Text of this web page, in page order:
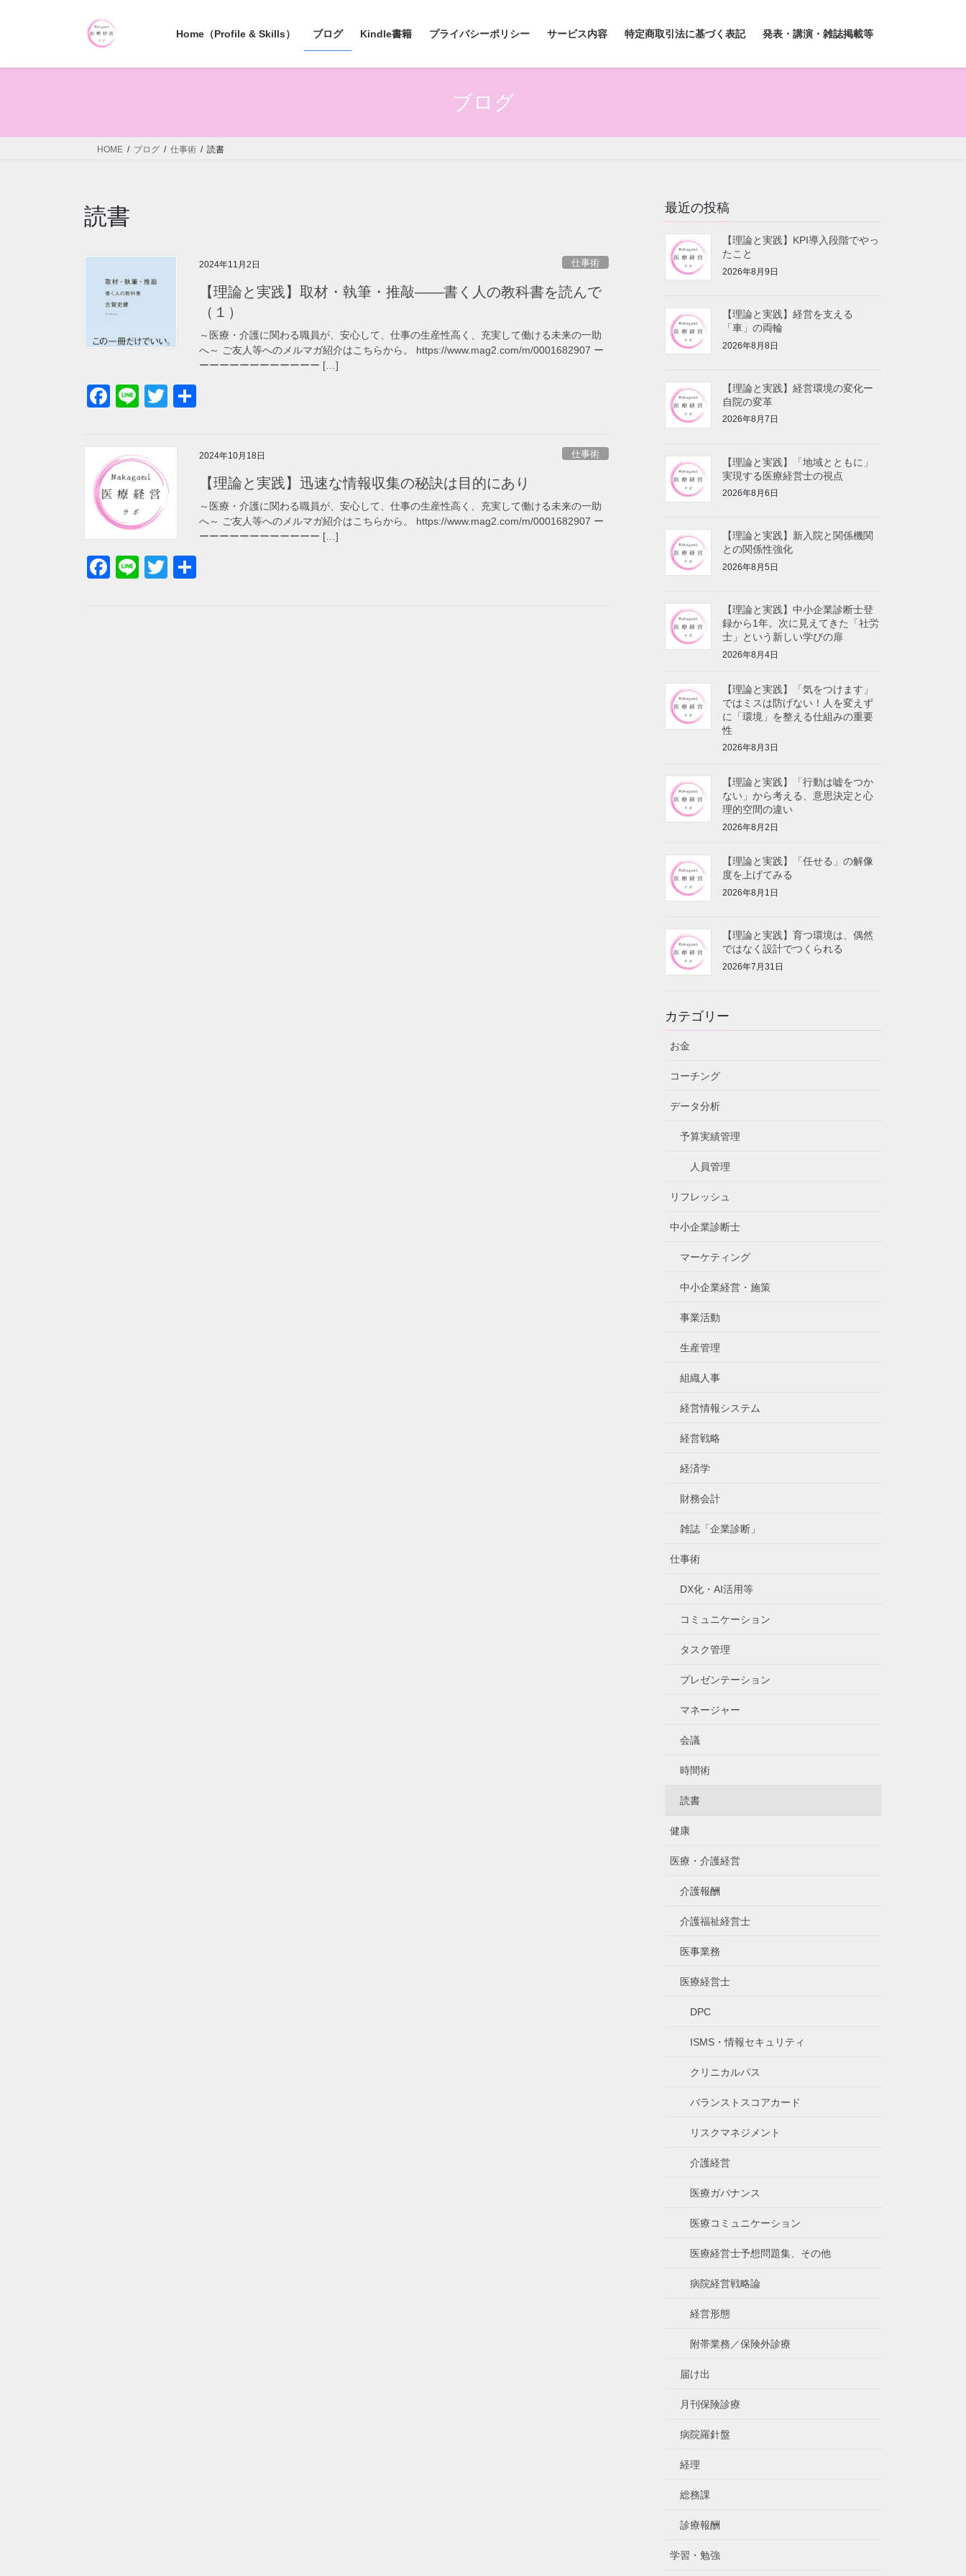
Home（Profile & Skills） ブログ Kindle書籍 プライバシーポリシー サービス内容 特定商取引法に基づく表記 発表・講演・雑誌掲載等
ブログ
HOME ブログ 仕事術 読書
読書
2024年11月2日 仕事術
【理論と実践】取材・執筆・推敲――書く人の教科書を読んで
（１）
～医療・介護に関わる職員が、安心して、仕事の生産性高く、充実して働ける未来の一助
へ～ ご友人等へのメルマガ紹介はこちらから。 https://www.mag2.com/m/0001682907 ー
ーーーーーーーーーーーー […]
F
c
e
b
o
o
k
Li
e
T
tt
2024年10月18日 仕事術
【理論と実践】迅速な情報収集の秘訣は目的にあり
～医療・介護に関わる職員が、安心して、仕事の生産性高く、充実して働ける未来の一助
へ～ ご友人等へのメルマガ紹介はこちらから。 https://www.mag2.com/m/0001682907 ー
ーーーーーーーーーーーー […]
F
Li
T
最近の投稿
【理論と実践】KPI導入段階でやっ
たこと
2026年8月9日
【理論と実践】経営を支える
「車」の両輪
2026年8月8日
【理論と実践】経営環境の変化ー
自院の変革
2026年8月7日
【理論と実践】「地域とともに」
実現する医療経営士の視点
2026年8月6日
【理論と実践】新入院と関係機関
との関係性強化
2026年8月5日
【理論と実践】中小企業診断士登
録から1年。次に見えてきた「社労
士」という新しい学びの扉
2026年8月4日
【理論と実践】「気をつけます」
ではミスは防げない！人を変えず
に「環境」を整える仕組みの重要
性
2026年8月3日
【理論と実践】「行動は嘘をつか
ない」から考える、意思決定と心
理的空間の違い
2026年8月2日
【理論と実践】「任せる」の解像
度を上げてみる
2026年8月1日
【理論と実践】育つ環境は、偶然
ではなく設計でつくられる
2026年7月31日
カテゴリー
お金
コーチング
データ分析
予算実績管理
人員管理
リフレッシュ
中小企業診断士
マーケティング
中小企業経営・施策
事業活動
生産管理
組織人事
経営情報システム
経営戦略
経済学
財務会計
雑誌「企業診断」
仕事術
DX化・AI活用等
コミュニケーション
タスク管理
プレゼンテーション
マネージャー
会議
時間術
読書
健康
医療・介護経営
介護報酬
介護福祉経営士
医事業務
医療経営士
DPC
ISMS・情報セキュリティ
クリニカルパス
バランストスコアカード
リスクマネジメント
介護経営
医療ガバナンス
医療コミュニケーション
医療経営士予想問題集、その他
病院経営戦略論
経営形態
附帯業務／保険外診療
届け出
月刊保険診療
病院羅針盤
経理
総務課
診療報酬
学習・勉強